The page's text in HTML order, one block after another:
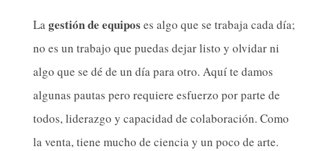
Lagestión de equipos es algo que se trabaja cada día;
no es un trabajo que puedas dejar listo y olvidar ni
algo que se dé de un día para otro. Aquí te damos
algunas pautas pero requiere esfuerzo por parte de
todos, liderazgo y capacidad de colaboración. Como
la venta, tiene mucho de ciencia y un poco de arte.